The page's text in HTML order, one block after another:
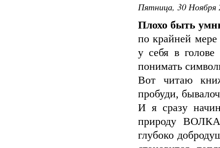
Пятница, 30 Ноября
Плохо быть
по крайней
у себя в голове
понимать
Вот читаю
пробуди,
И я сразу
природу
глубоко